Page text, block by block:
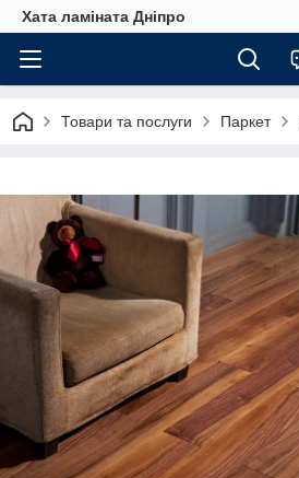
Хата ламіната Дніпро
Товари та послуги Паркет